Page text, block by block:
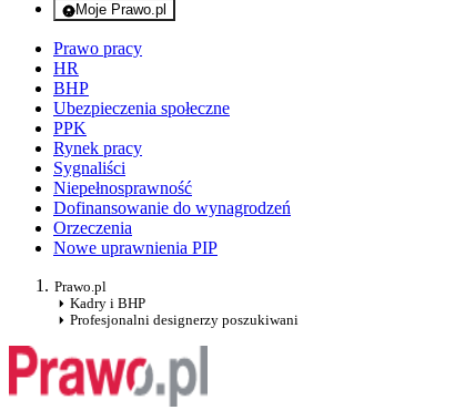
Moje Prawo.pl
- rejestracja i logowanie do serwisu
Prawo pracy
HR
BHP
Ubezpieczenia społeczne
PPK
Rynek pracy
Sygnaliści
Niepełnosprawność
Dofinansowanie do wynagrodzeń
Orzeczenia
Nowe uprawnienia PIP
Prawo.pl
Kadry i BHP
Profesjonalni designerzy poszukiwani